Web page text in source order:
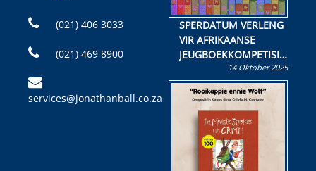
(021) 406 3033
(021) 469 8900
services@jonathanball.co.za
SPERDATUM VERLENG
VIR AFRIKAANSE
JEUGBOEKKOMPETISIE
Skryf ’n jeugboek of
kinderboek en staan ’n
kans om R50 000 te
wen!
14 Oktober 2025